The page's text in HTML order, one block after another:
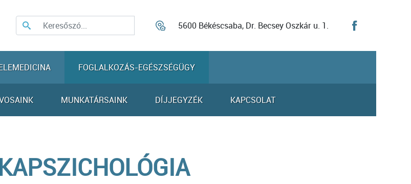
5600 Békéscsaba, Dr. Becsey Oszkár u. 1.
FOGLALKOZÁS-EGÉSZSÉGÜGY
MUNKATÁRSAINK DÍJJEGYZÉK KAPCSOLAT